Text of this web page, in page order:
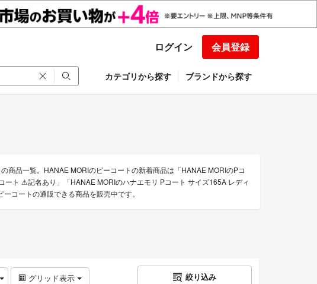
ログイン 会員登録
カテゴリから探す ブランドから探す
商品一覧。HANAE MORIのピーコートの新着商品は「HANAE MORIのPコ
ト ⚠︎記名あり」「HANAE MORIのハナエモリ Pコート サイズ165A レディ
コートの通販できる商品を販売中です。
グリッド表示 絞り込み